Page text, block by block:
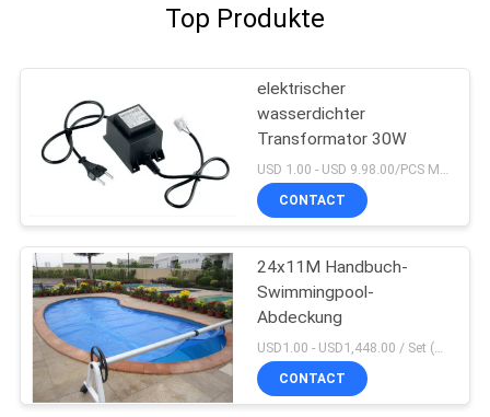
Top Produkte
elektrischer
wasserdichter
Transformator 30W
CONTACT
24x11M Handbuch-
Swimmingpool-
Abdeckung
CONTACT